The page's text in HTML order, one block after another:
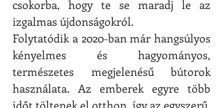
csokorba, hogy te se maradj le az
izgalmas újdonságokról.
Folytatódik a 2020-ban már hangsúlyos
kényelmes és hagyományos,
természetes megjelenésű bútorok
használata. Az emberek egyre több
időt töltenek el otthon, így az egyszerű,